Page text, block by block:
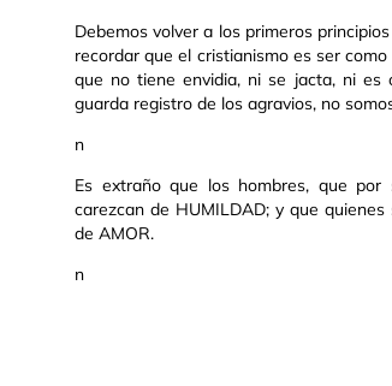
Debemos volver a los primeros
recordar que el cristianismo es ser
que no tiene envidia, ni se jacta, ni es
guarda registro de los agravios, no
n
Es extraño que los hombres, que por
carezcan de HUMILDAD; y que
de AMOR.
n